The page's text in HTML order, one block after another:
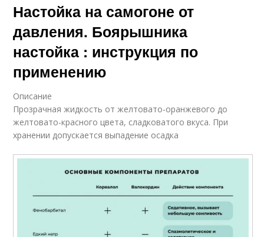
Настойка на самогоне от
давления. Боярышника
настойка : инструкция по
применению
Описание
Прозрачная жидкость от желтовато-оранжевого до
желтовато-красного цвета, сладковатого вкуса. При
хранении допускается выпадение осадка